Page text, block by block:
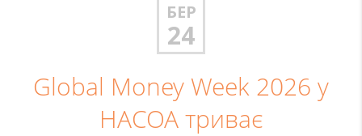
БЕР
24
Global Money Week 2026 у
НАСОА триває